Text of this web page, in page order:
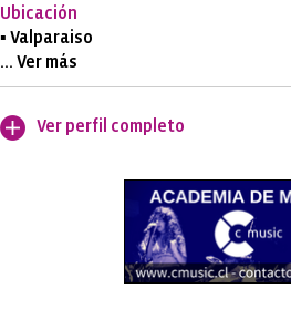
Ubicación
▪ Valparaiso
... Ver más
Ver perfil completo